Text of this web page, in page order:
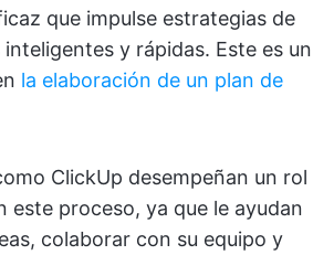
que impulse estrategias de
y rápidas. Este es un
la elaboración de un plan de
ClickUp desempeñan un rol
este proceso, ya que le ayudan
colaborar con su equipo y